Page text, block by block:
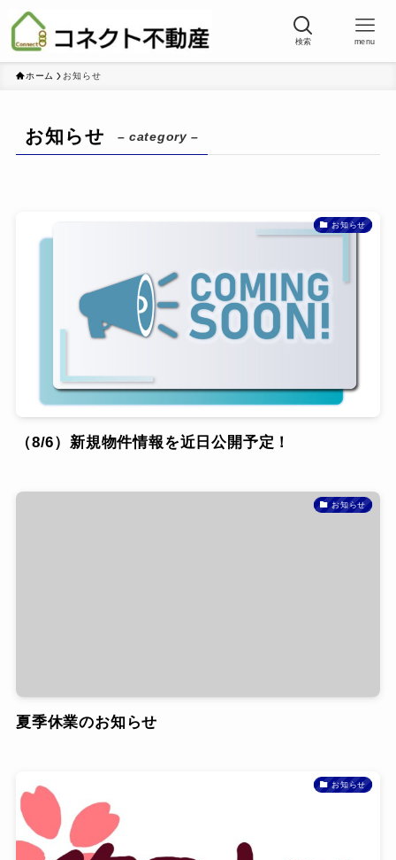
検索 menu
ホーム お知らせ
お知らせ – category –
お知らせ
（8/6）新規物件情報を近日公開予定！
お知らせ
夏季休業のお知らせ
お知らせ